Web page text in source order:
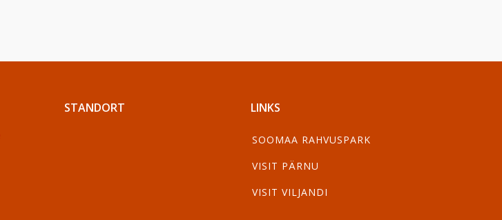
STANDORT LINKS
SOOMAA RAHVUSPARK
VISIT PÄRNU
VISIT VILJANDI